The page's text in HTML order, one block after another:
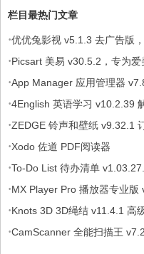
栏目最热门文章
·优优兔影视 v5.1.3 去广告版
·Picsart 美易 v30.5.2，专为
·App Manager 应用管理器
·4English 英语学习 v10.2.39
·ZEDGE 铃声和壁纸 v9.32.1
·Xodo 佐道 PDF阅读器
·To-Do List 待办清单
软件，解锁专业版
·MX Player Pro 播放器专业版
·Knots 3D 3D绳结 v11.4.1 高
·CamScanner 全能扫描王